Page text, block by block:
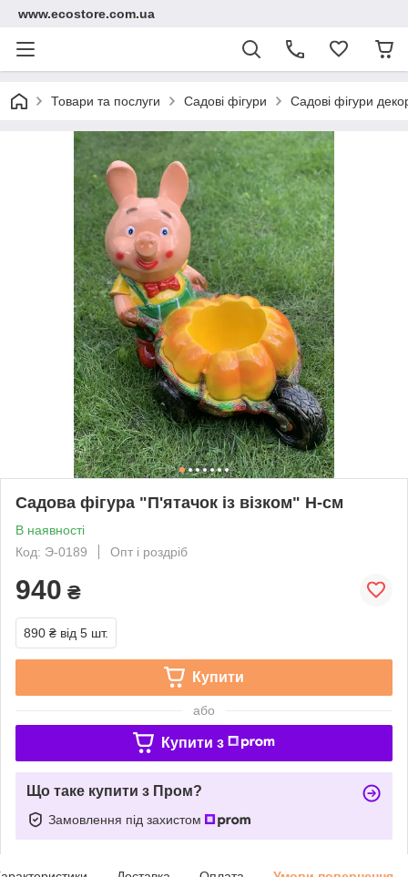
www.ecostore.com.ua
Товари та послуги Садові фігури Садові фігури
Садова фігура "П'ятачок із візком" Н-см
В наявності
Код: Э-0189
Опт і роздріб
940 ₴
890 ₴ від 5 шт.
Купити
або
Купити з
Що таке купити з Пром?
Замовлення під захистом